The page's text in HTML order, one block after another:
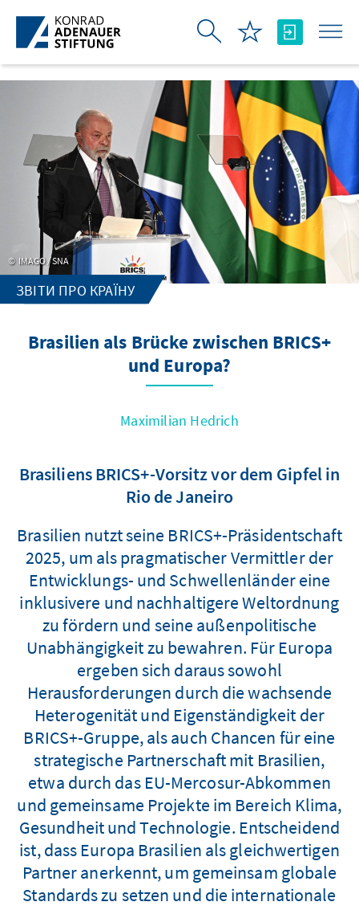
Skip to Main Content
IMAGO / SNA
ЗВІТИ ПРО КРАЇНУ
Brasilien als Brücke zwischen BRICS+
und Europa?
Maximilian Hedrich
Brasiliens BRICS+-Vorsitz vor dem Gipfel in
Rio de Janeiro
Brasilien nutzt seine BRICS+-Präsidentschaft
2025, um als pragmatischer Vermittler der
Entwicklungs- und Schwellenländer eine
inklusivere und nachhaltigere Weltordnung
zu fördern und seine außenpolitische
Unabhängigkeit zu bewahren. Für Europa
ergeben sich daraus sowohl
Herausforderungen durch die wachsende
Heterogenität und Eigenständigkeit der
BRICS+-Gruppe, als auch Chancen für eine
strategische Partnerschaft mit Brasilien,
etwa durch das EU-Mercosur-Abkommen
und gemeinsame Projekte im Bereich Klima,
Gesundheit und Technologie. Entscheidend
ist, dass Europa Brasilien als gleichwertigen
Partner anerkennt, um gemeinsam globale
Standards zu setzen und die internationale